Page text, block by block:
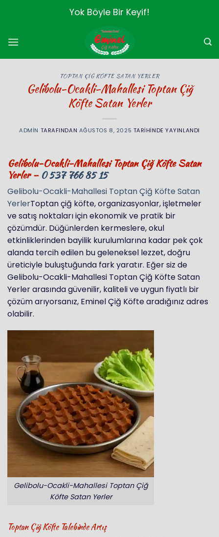
Yok Böyle Bir Keyif!
TOPTAN ÇIĞ KÖFTE SATAN YERLER
Gelibolu-Ocakli-Mahallesi Toptan Çiğ
Köfte Satan Yerler
ADMIN TARAFINDAN AĞUSTOS 8, 2025 TARIHINDE YAYINLANDI
Gelibolu-Ocakli-Mahallesi Toptan Çiğ Köfte Satan
Yerler – 0 537 766 85 15
Gelibolu-Ocakli-Mahallesi Toptan Çiğ Köfte Satan
YerlerToptan çiğ köfte, organizasyonlar, işletmeler
ve satış noktaları için ekonomik ve pratik bir
çözümdür. Düğünlerden kermeslere, okul
etkinliklerinden bayilik kurulumlarına kadar pek çok
alanda tercih edilen bu geleneksel lezzet, doğru
üreticiyle buluştuğunda fark yaratır. Eğer siz de
Gelibolu-Ocakli-Mahallesi Toptan Çiğ Köfte Satan
Yerler arasında güvenilir, kaliteli ve uygun fiyatlı bir
çözüm arıyorsanız, Eminel Çiğ Köfte aradığınız adres
olabilir.
Gelibolu-Ocakli-Mahallesi Toptan Çiğ
Köfte Satan Yerler
Toptan Çiğ Köfte Talebinde Artış